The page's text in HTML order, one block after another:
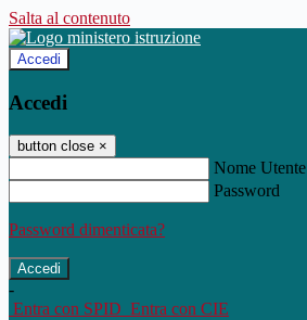
Salta al contenuto
Accedi
Accedi
button close ×
Nome Utente
Password
Password dimenticata?
-
Entra con SPID Entra con CIE